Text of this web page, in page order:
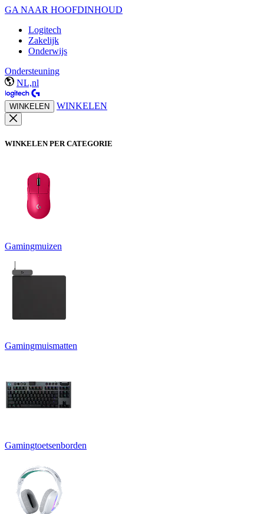
GA NAAR HOOFDINHOUD
Logitech
Zakelijk
Onderwijs
Ondersteuning
NL,nl
WINKELEN WINKELEN
WINKELEN PER CATEGORIE
Gamingmuizen
Gamingmuismatten
Gamingtoetsenborden